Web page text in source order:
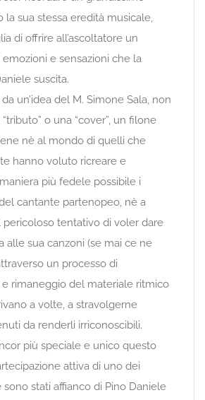
la sua stessa eredità musicale,
di offrire all’ascoltatore un
e sensazioni che la
suscita.
un’idea del M. Simone Sala, non
o una “cover”, un filone
nè al mondo di quelli che
hanno voluto ricreare e
più fedele possibile i
cantante partenopeo, nè a
pericoloso tentativo di voler dare
alle sua canzoni (se mai ce ne
un processo di
e rimaneggio del materiale ritmico
a volte, a stravolgerne
da renderli irriconoscibili.
più speciale e unico questo
attiva di uno dei
stati affianco di Pino Daniele